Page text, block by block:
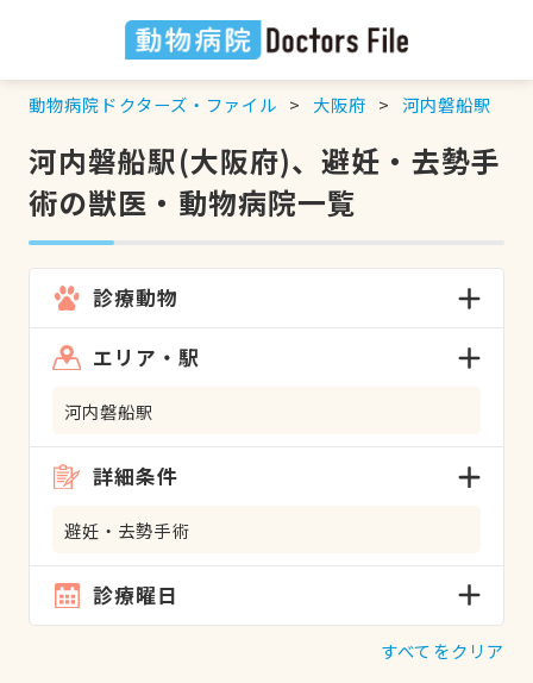
動物病院ドクターズ・ファイル 大阪府 河内磐船駅
河内磐船駅(大阪府)、避妊・去勢手
術の獣医・動物病院一覧
診療動物
エリア・駅
河内磐船駅
詳細条件
避妊・去勢手術
診療曜日
すべてをクリア